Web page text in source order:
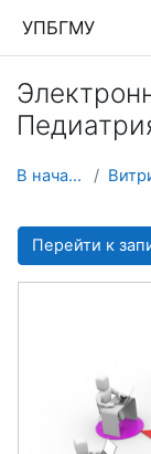
УПБГМУ
В начало
Перейти к